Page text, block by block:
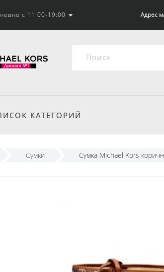
с 11:00-19:00 Адрес
КАТЕГОРИЙ
Сумки Сумка Michael Kors